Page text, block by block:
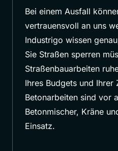
Bei einem Ausfall
vertrauensvoll an uns
Industrigo wissen
Sie Straßen sperren
Straßenbauarbeiten
Ihres Budgets und Ihrer
Betonarbeiten sind vor
Betonmischer, Kräne
Einsatz.